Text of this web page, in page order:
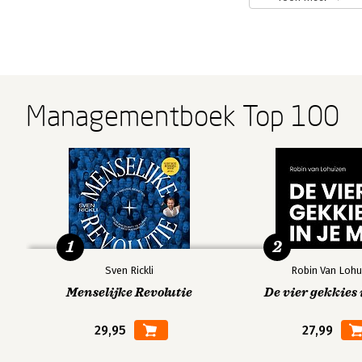
Andere boeken door Malou Liebregts
Bekijk alle boeken
Managementboek Top 100
Sven Rickli
Menselijke Revolutie
29,95
1
Robin Van
De vier gekkies
27,99
2